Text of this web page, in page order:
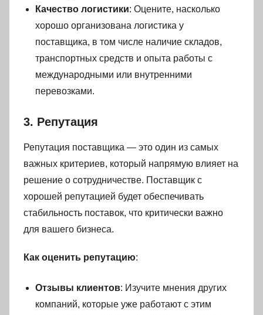
Качество логистики: Оцените, насколько
хорошо организована логистика у
поставщика, в том числе наличие складов,
транспортных средств и опыта работы с
международными или внутренними
перевозками.
3. Репутация
Репутация поставщика — это один из самых
важных критериев, который напрямую влияет на
решение о сотрудничестве. Поставщик с
хорошей репутацией будет обеспечивать
стабильность поставок, что критически важно
для вашего бизнеса.
Как оценить репутацию:
Отзывы клиентов: Изучите мнения других
компаний, которые уже работают с этим